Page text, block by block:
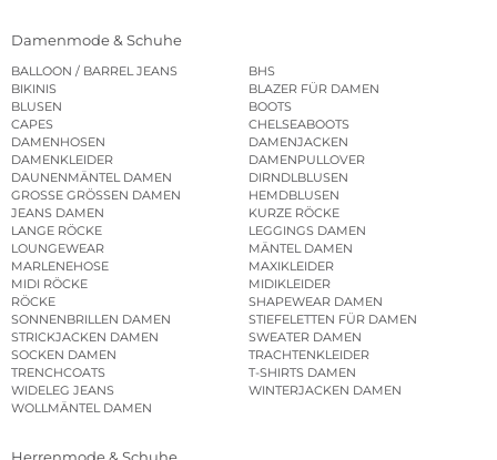
Damenmode & Schuhe
BALLOON / BARREL JEANS
BHS
BIKINIS
BLAZER FÜR DAMEN
BLUSEN
BOOTS
CAPES
CHELSEABOOTS
DAMENHOSEN
DAMENJACKEN
DAMENKLEIDER
DAMENPULLOVER
DAUNENMÄNTEL DAMEN
DIRNDLBLUSEN
GROSSE GRÖSSEN DAMEN
HEMDBLUSEN
JEANS DAMEN
KURZE RÖCKE
LANGE RÖCKE
LEGGINGS DAMEN
LOUNGEWEAR
MÄNTEL DAMEN
MARLENEHOSE
MAXIKLEIDER
MIDI RÖCKE
MIDIKLEIDER
RÖCKE
SHAPEWEAR DAMEN
SONNENBRILLEN DAMEN
STIEFELETTEN FÜR DAMEN
STRICKJACKEN DAMEN
SWEATER DAMEN
SOCKEN DAMEN
TRACHTENKLEIDER
TRENCHCOATS
T-SHIRTS DAMEN
WIDELEG JEANS
WINTERJACKEN DAMEN
WOLLMÄNTEL DAMEN